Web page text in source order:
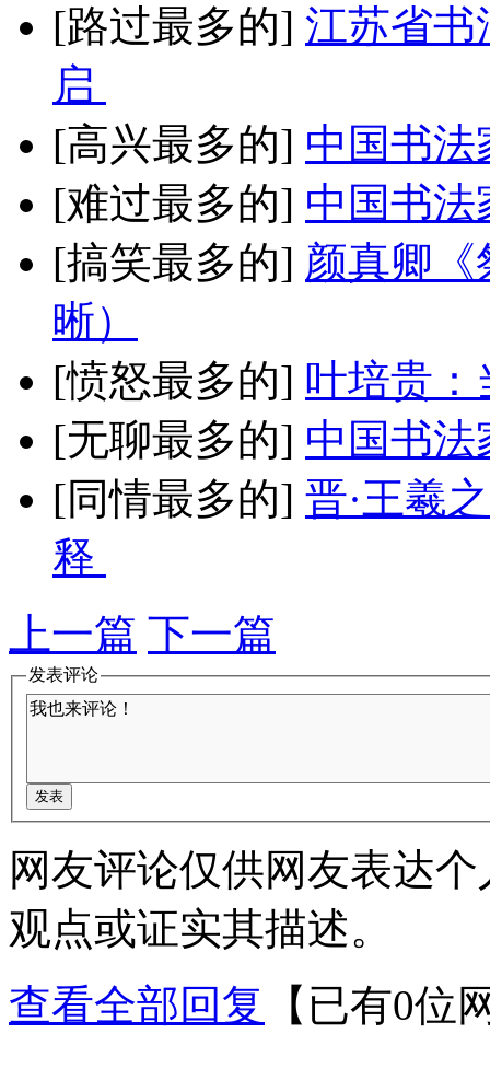
[路过最多的] 江苏省书
启
[高兴最多的] 中国书法
[难过最多的] 中国书法
[搞笑最多的] 颜真卿《
晰）
[愤怒最多的] 叶培贵：
[无聊最多的] 中国书法
[同情最多的] 晋·王羲
释
上一篇 下一篇
发表评论
网友评论仅供网友表达
观点或证实其描述。
查看全部回复
【已有0位